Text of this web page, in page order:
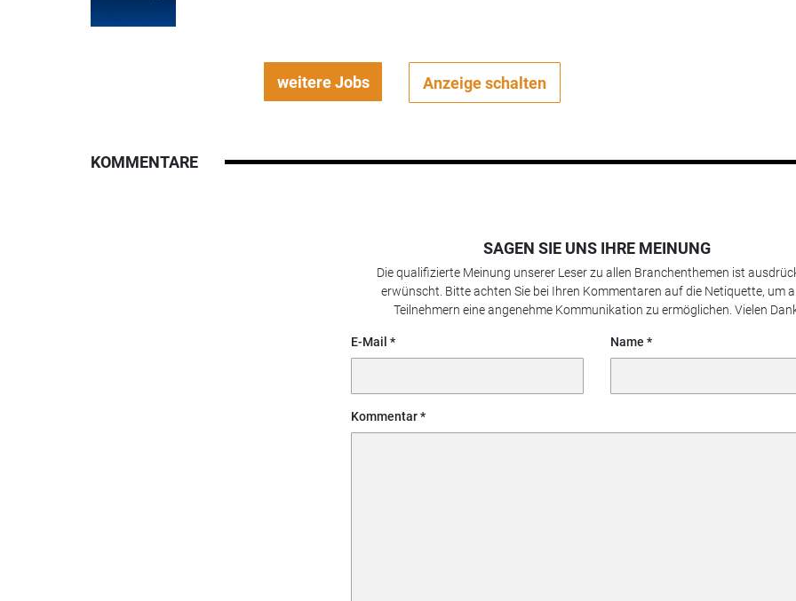
weitere Jobs Anzeige schalten
KOMMENTARE
SAGEN SIE UNS IHRE MEINUNG
Die qualifizierte Meinung unserer Leser zu allen Branchenthemen ist
erwünscht. Bitte achten Sie bei Ihren Kommentaren auf die Netiquette, um
Teilnehmern eine angenehme Kommunikation zu ermöglichen. Vielen
E-Mail Name
Kommentar